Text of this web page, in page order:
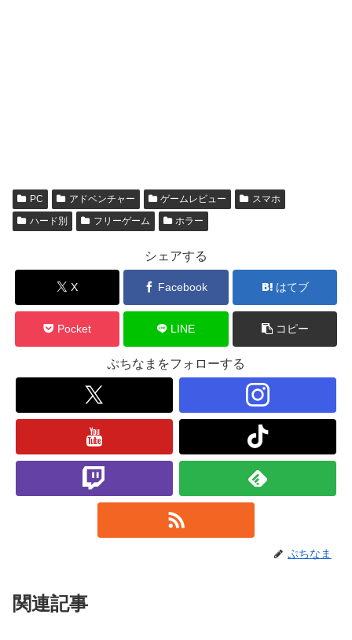
PC アドベンチャー ゲームレビュー
スマホ
ハード別
フリーゲーム ホラー
シェアする
X Facebook はてブ
Pocket LINE コピー
ぷちなまをフォローする
ぷちなま
関連記事